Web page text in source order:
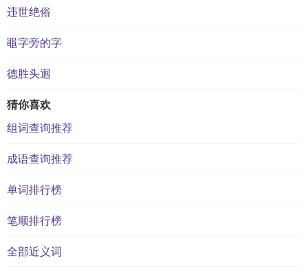
违世绝俗
黽字旁的字
德胜头迴
猜你喜欢
组词查询推荐
成语查询推荐
单词排行榜
笔顺排行榜
全部近义词